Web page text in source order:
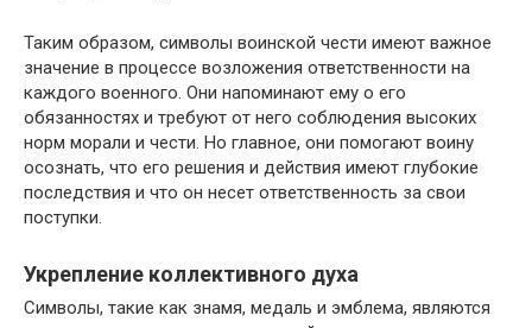
Таким образом, символы воинской чести имеют важное
значение в процессе возложения ответственности на
каждого военного. Они напоминают ему о его
обязанностях и требуют от него соблюдения высоких
норм морали и чести. Но главное, они помогают воину
осознать, что его решения и действия имеют глубокие
последствия и что он несет ответственность за свои
поступки.
Укрепление коллективного духа
Символы, такие как знамя, медаль и эмблема, являются